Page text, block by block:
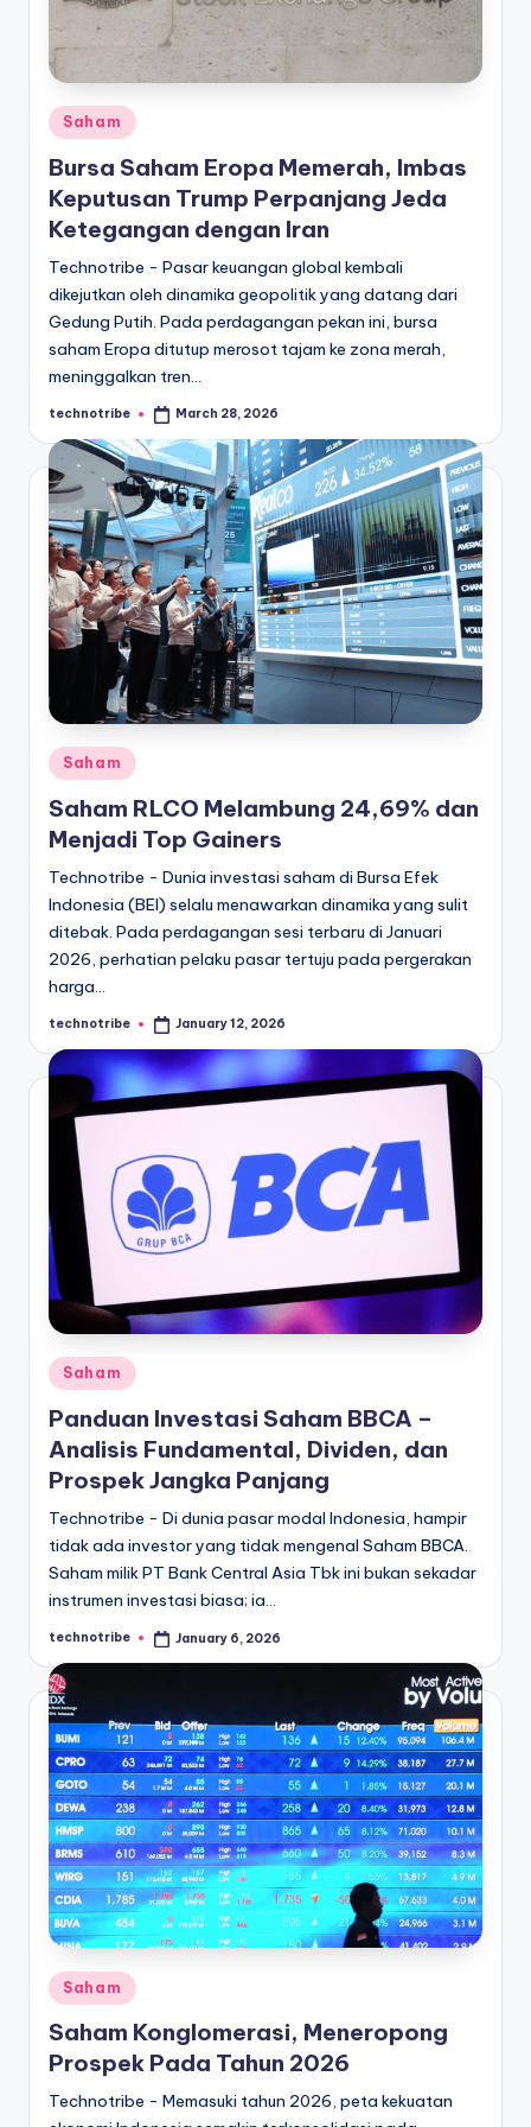
m
In
d
o
n
si
a
A
k
t
u
a
ekonomi
Indonesia
secara
cepat,
akurat,
dan
terpercaya.
Posted
in
Saham
Bursa Saham Eropa Memerah, Imbas
Keputusan Trump Perpanjang Jeda
Ketegangan dengan Iran
Technotribe - Pasar keuangan global kembali
dikejutkan oleh dinamika geopolitik yang datang dari
Gedung Putih. Pada perdagangan pekan ini, bursa
saham Eropa ditutup merosot tajam ke zona merah,
meninggalkan tren…
Posted
technotribe March 28, 2026
Posted
in
Saham
Saham RLCO Melambung 24,69% dan
Menjadi Top Gainers
Technotribe - Dunia investasi saham di Bursa Efek
Indonesia (BEI) selalu menawarkan dinamika yang sulit
ditebak. Pada perdagangan sesi terbaru di Januari
2026, perhatian pelaku pasar tertuju pada pergerakan
harga…
Posted
technotribe January 12, 2026
Posted
Saham
Panduan Investasi Saham BBCA –
Analisis Fundamental, Dividen, dan
Prospek Jangka Panjang
Technotribe - Di dunia pasar modal Indonesia, hampir
tidak ada investor yang tidak mengenal Saham BBCA.
Saham milik PT Bank Central Asia Tbk ini bukan sekadar
instrumen investasi biasa; ia…
Posted
technotribe January 6, 2026
Posted
in
Saham
Saham Konglomerasi, Meneropong
Prospek Pada Tahun 2026
Technotribe - Memasuki tahun 2026, peta kekuatan